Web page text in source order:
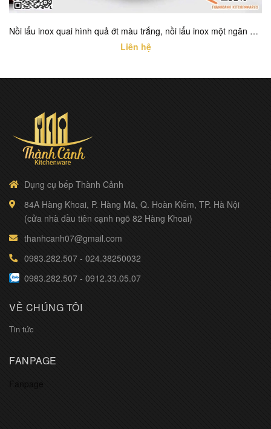
Nồi lẩu inox quai hình quả ớt màu trắng, nồi lẩu inox một ngăn cao cấp với nhiều kích thước khác nhau
Liên hệ
Dụng cụ bếp Thành Cảnh
84A Hàng Khoai, P. Hàng Mã, Q. Hoàn Kiếm, TP. Hà Nội
(cửa nhà đầu tiên cạnh ngõ 82 Hàng Khoai)
thanhcanh07@gmail.com
0983.282.507 - 024.38250032
0983.282.507 - 0912.33.05.07
VỀ CHÚNG TÔI
Tin tức
FANPAGE